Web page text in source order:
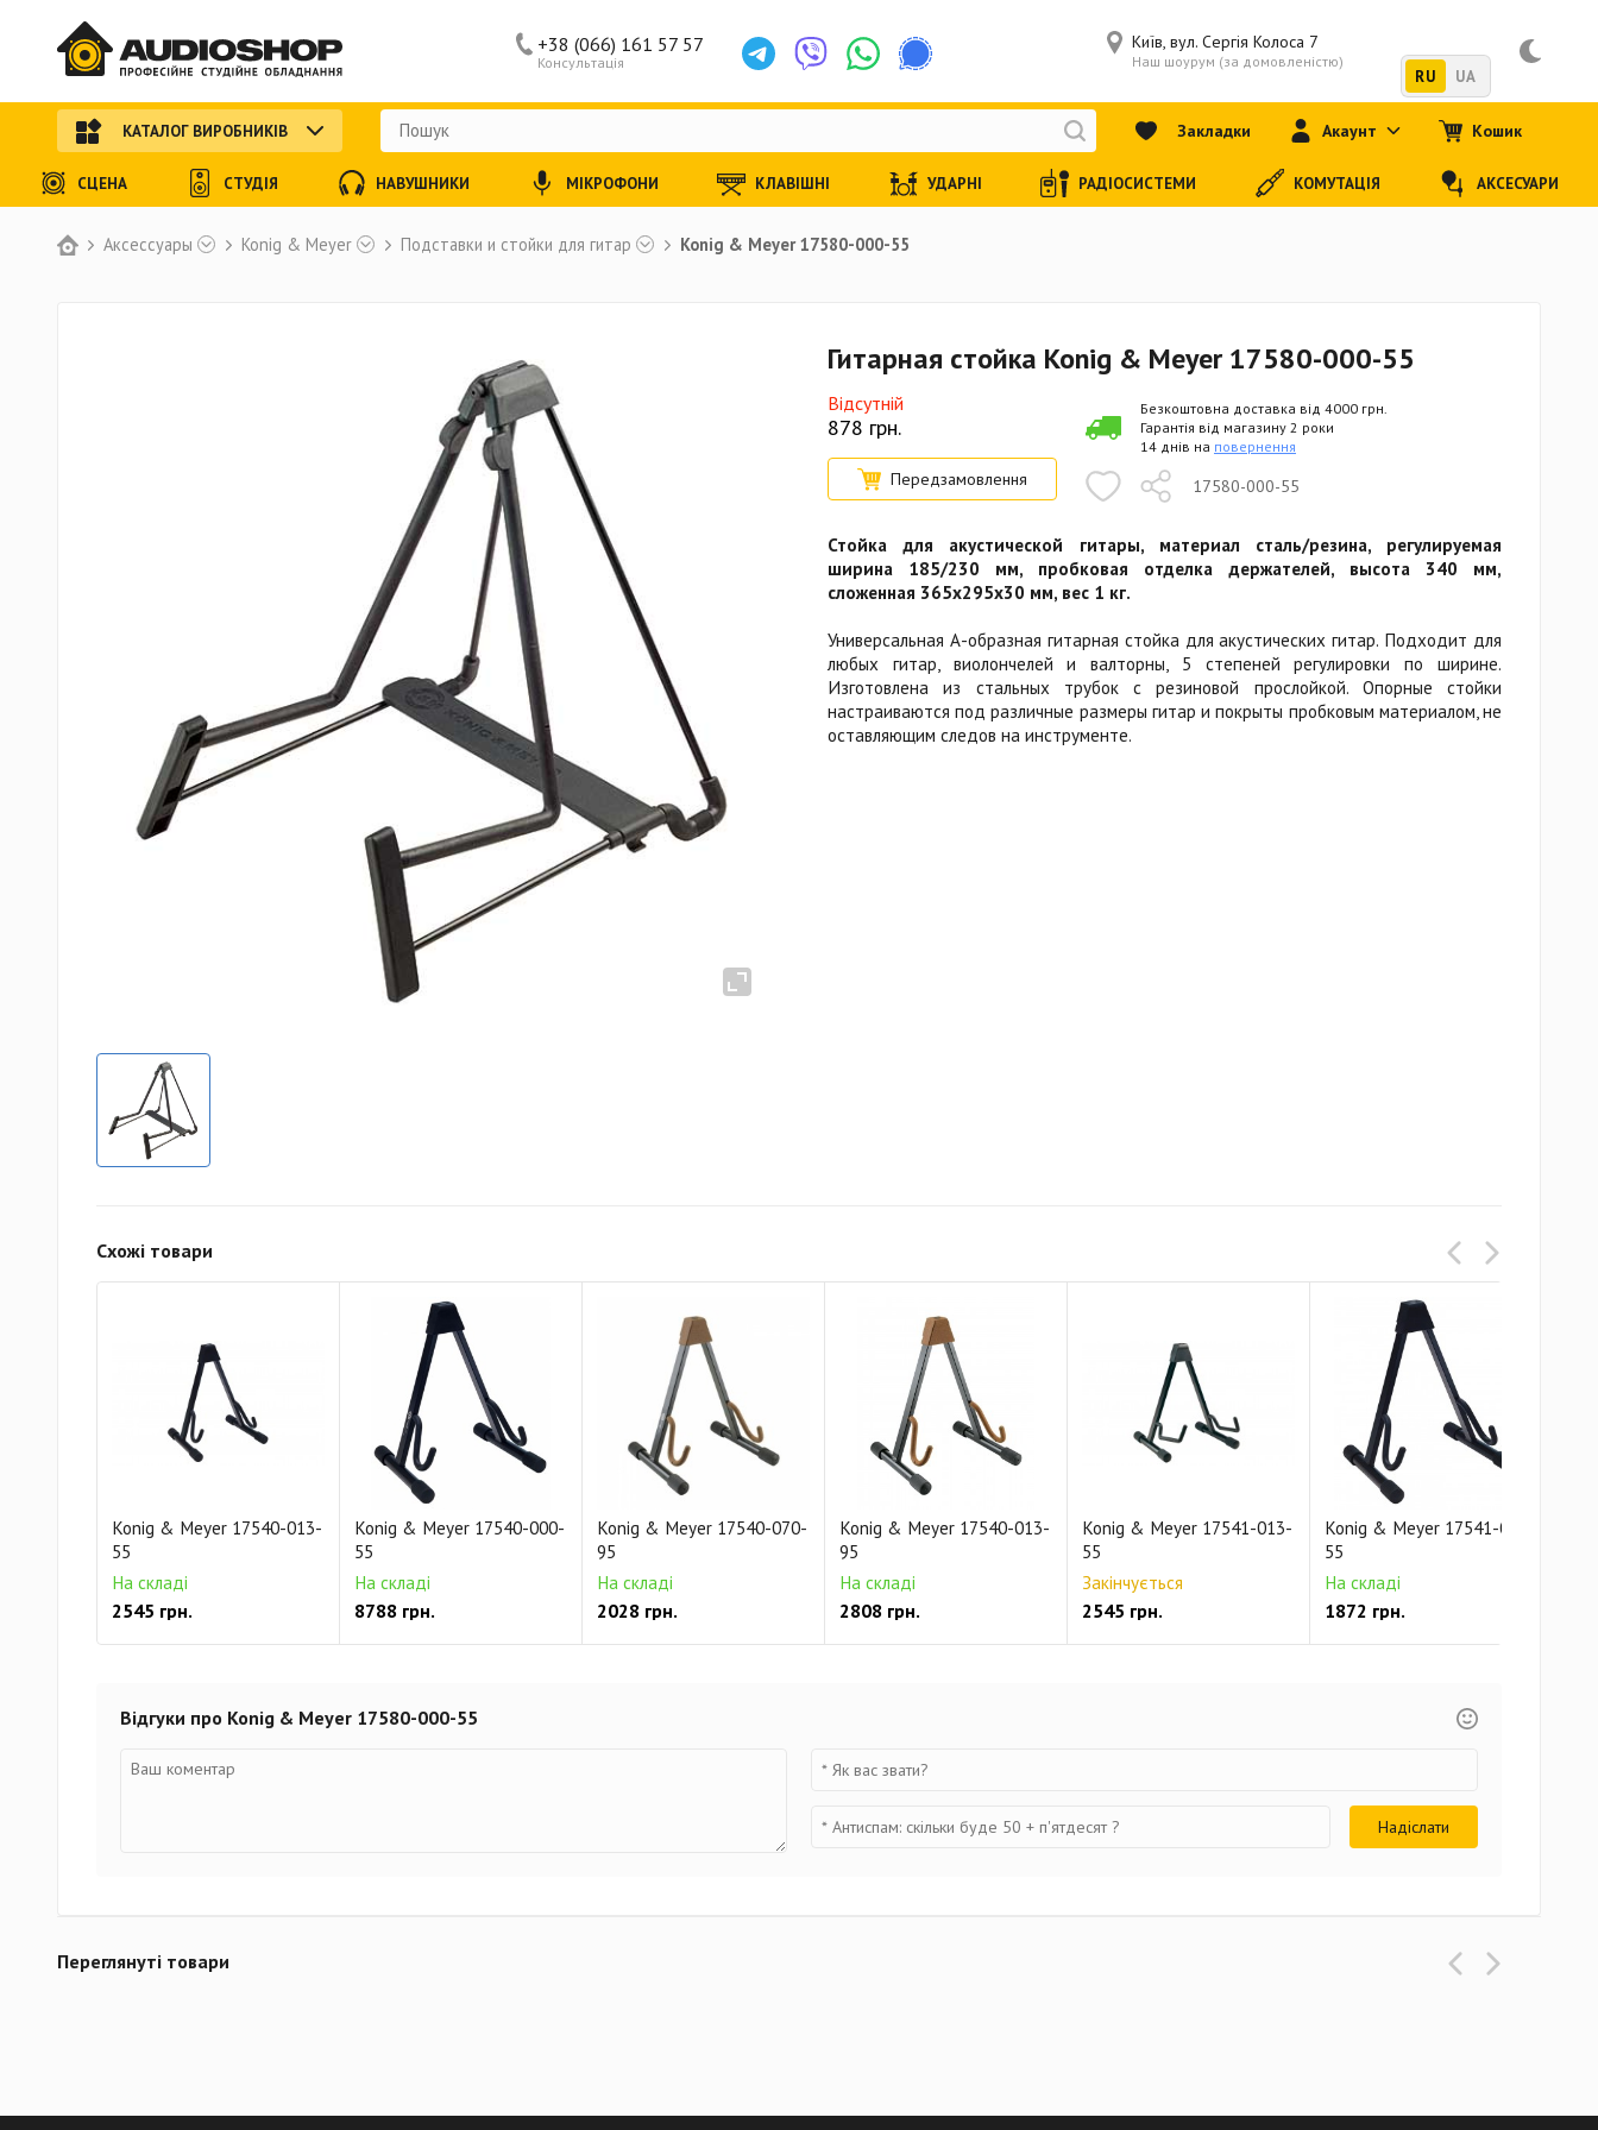
Аксессуары Konig & Meyer Подставки и стойки для гитар Konig & Meyer 17580-000-55
Гитарная стойка Konig & Meyer 17580-000-55
Відсутній
878 грн.
Передзамовлення 17580-000-55
Безкоштовна доставка від 4000 грн.
Гарантія від магазину 2 роки
14 днів на повернення
Стойка для акустической гитары, материал сталь/резина, регулируемая
ширина 185/230 мм, пробковая отделка держателей, высота 340 мм,
сложенная 365x295x30 мм, вес 1 кг.
Универсальная А-образная гитарная стойка для акустических гитар. Подходит для
любых гитар, виолончелей и валторны, 5 степеней регулировки по ширине.
Изготовлена из стальных трубок с резиновой прослойкой. Опорные стойки
настраиваются под различные размеры гитар и покрыты пробковым материалом, не
оставляющим следов на инструменте.
Схожі товари
Konig & Meyer 17540-013-
55
На складі
2545 грн.
Konig & Meyer 17540-000-
55
На складі
8788 грн.
Konig & Meyer 17540-070-
95
На складі
2028 грн.
Konig & Meyer 17540-013-
95
На складі
2808 грн.
Konig & Meyer 17541-013-
55
Закінчується
2545 грн.
Konig & Meyer 17541-070-
55
На складі
1872 грн.
Відгуки про Konig & Meyer 17580-000-55
Переглянуті товари
Консультація
+38 (066) 161 57 57 Київ, вул. Сергія Колоса 7
Наш шоурум (за домовленістю)
RU UA
КАТАЛОГ ВИРОБНИКІВ Закладки Акаунт Кошик
СЦЕНА СТУДІЯ НАВУШНИКИ МІКРОФОНИ КЛАВІШНІ УДАРНІ РАДІОСИСТЕМИ КОМУТАЦІЯ АКСЕСУАРИ